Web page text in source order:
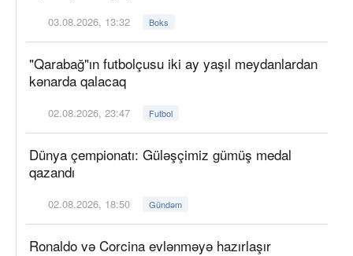
03.08.2026, 13:32 Boks
"Qarabağ"ın futbolçusu iki ay yaşıl meydanlardan
kənarda qalacaq
02.08.2026, 23:47 Futbol
Dünya çempionatı: Güləşçimiz gümüş medal
qazandı
02.08.2026, 18:50 Gündəm
Ronaldo və Corcina evlənməyə hazırlaşır